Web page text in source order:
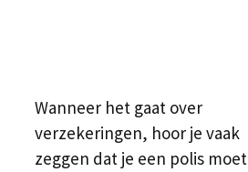
Wanneer het gaat over
verzekeringen, hoor je vaak
zeggen dat je een polis moet